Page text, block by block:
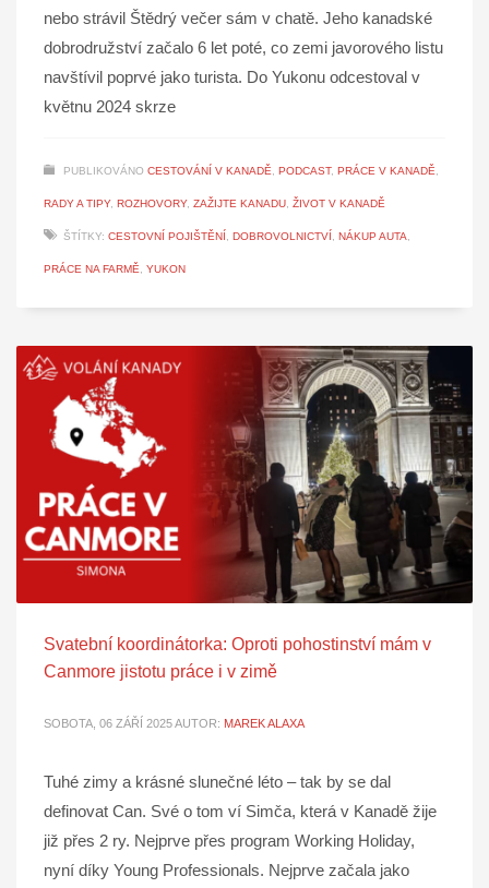
nebo strávil Štědrý večer sám v chatě. Jeho kanadské
dobrodružství začalo 6 let poté, co zemi javorového listu
navštívil poprvé jako turista. Do Yukonu odcestoval v
květnu 2024 skrze
PUBLIKOVÁNO CESTOVÁNÍ V KANADĚ, PODCAST, PRÁCE V KANADĚ,
RADY A TIPY, ROZHOVORY, ZAŽIJTE KANADU, ŽIVOT V KANADĚ
ŠTÍTKY: CESTOVNÍ POJIŠTĚNÍ , DOBROVOLNICTVÍ , NÁKUP AUTA,
PRÁCE NA FARMĚ, YUKON
Svatební koordinátorka: Oproti pohostinství mám v
Canmore jistotu práce i v zimě
SOBOTA, 06 ZÁŘÍ 2025AUTOR: MAREK ALAXA
Tuhé zimy a krásné slunečné léto – tak by se dal
definovat Can. Své o tom ví Simča, která v Kanadě žije
již přes 2 ry. Nejprve přes program Working Holiday,
nyní díky Young Professionals. Nejprve začala jako